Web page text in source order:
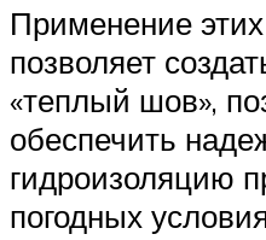
Применение этих
позволяет
«теплый шов»,
обеспечить
гидроизоляцию
погодных